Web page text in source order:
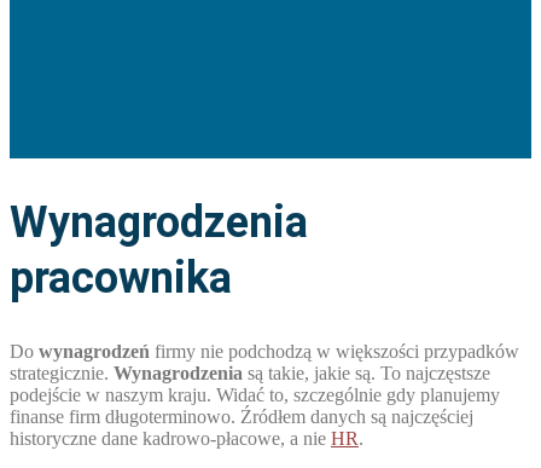
Wynagrodzenia
pracownika
Do wynagrodzeń firmy nie podchodzą w większości przypadków
strategicznie. Wynagrodzenia są takie, jakie są. To najczęstsze
podejście w naszym kraju. Widać to, szczególnie gdy planujemy
finanse firm długoterminowo. Źródłem danych są najczęściej
historyczne dane kadrowo-płacowe, a nie HR.